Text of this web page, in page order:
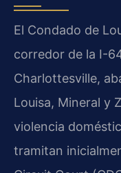
El Condado de
corredor de la I-
Charlottesville,
Louisa, Mineral y
violencia
tramitan